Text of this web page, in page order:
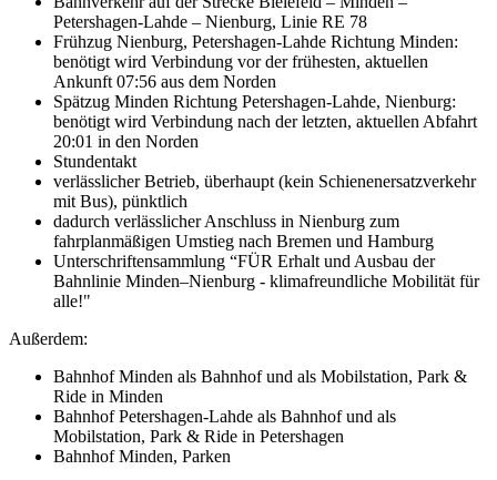
Petershagen-Lahde – Nienburg, Linie RE 78
Frühzug Nienburg, Petershagen-Lahde Richtung Minden:
benötigt wird Verbindung vor der frühesten, aktuellen
Ankunft 07:56 aus dem Norden
Spätzug Minden Richtung Petershagen-Lahde, Nienburg:
benötigt wird Verbindung nach der letzten, aktuellen Abfahrt
20:01 in den Norden
Stundentakt
verlässlicher Betrieb, überhaupt (kein Schienenersatzverkehr
mit Bus), pünktlich
dadurch verlässlicher Anschluss in Nienburg zum
fahrplanmäßigen Umstieg nach Bremen und Hamburg
Unterschriftensammlung “FÜR Erhalt und Ausbau der
Bahnlinie Minden–Nienburg - klimafreundliche Mobilität für
alle!"
Außerdem:
Bahnhof Minden als Bahnhof und als Mobilstation, Park &
Ride in Minden
Bahnhof Petershagen-Lahde als Bahnhof und als
Mobilstation, Park & Ride in Petershagen
Bahnhof Minden, Parken